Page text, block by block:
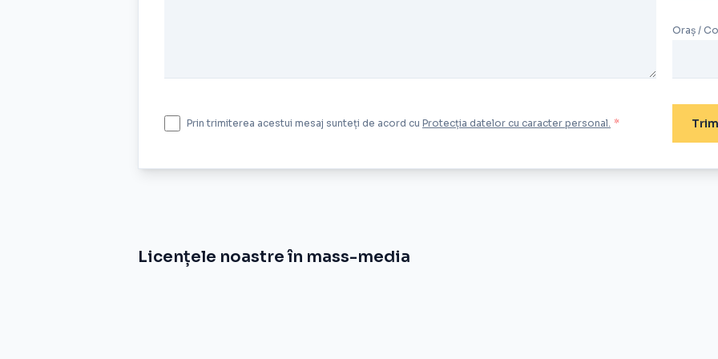
Oraș /
Prin trimiterea acestui mesaj sunteți de acord cu Protecția datelor cu caracter personal. *
Licențele noastre în mass-media